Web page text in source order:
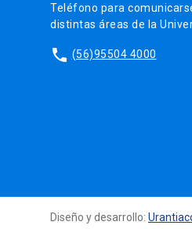
Teléfono para
distintas áreas de la
phone (56)95504 4000
Diseño y desarrollo: